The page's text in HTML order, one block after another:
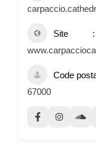
Site
Code
67000